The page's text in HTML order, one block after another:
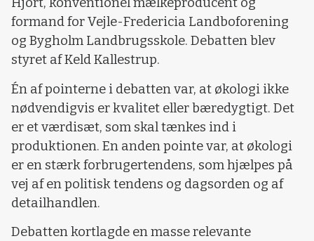
formand for Vejle-Fredericia Landboforening
og Bygholm Landbrugsskole. Debatten blev
styret af Keld Kallestrup.
Én af pointerne i debatten var, at økologi ikke
nødvendigvis er kvalitet eller bæredygtigt. Det
er et værdisæt, som skal tænkes ind i
produktionen. En anden pointe var, at økologi
er en stærk forbrugertendens, som hjælpes på
vej af en politisk tendens og dagsorden og af
detailhandlen.
Debatten kortlagde en masse relevante